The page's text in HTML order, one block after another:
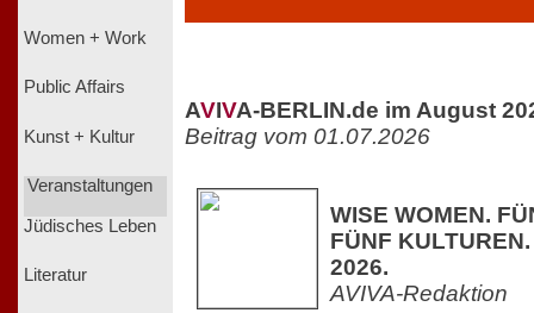
Women + Work
Public Affairs
Kunst + Kultur
Veranstaltungen
Jüdisches Leben
Literatur
AVIVA-BERLIN.de im August
Beitrag vom 01.07.2026
WISE WOMEN.
FÜNF
2026.
AVIVA-Redaktion